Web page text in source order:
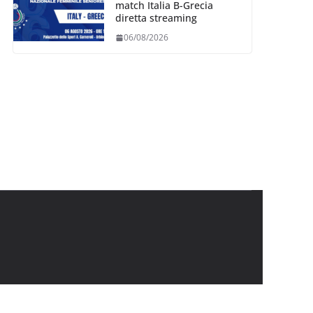
match Italia B-Grecia
diretta streaming
06/08/2026